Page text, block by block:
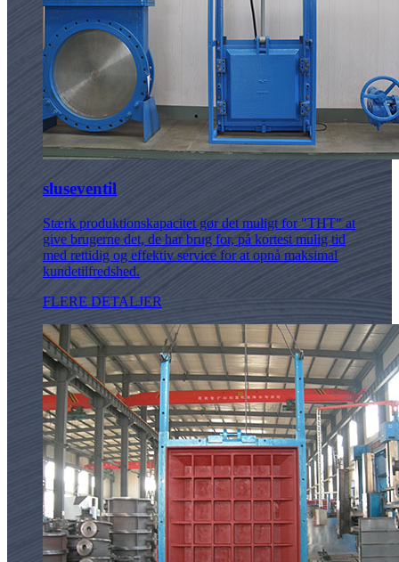
sluseventil
Stærk produktionskapacitet gør det muligt for "THT" at
give brugerne det, de har brug for, på kortest mulig tid
med rettidig og effektiv service for at opnå maksimal
kundetilfredshed.
FLERE DETALJER